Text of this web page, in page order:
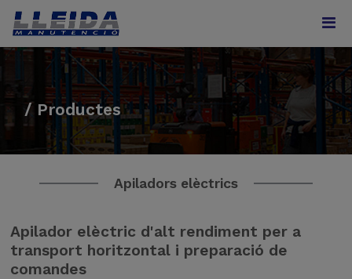
/ Productes
Apiladors elèctrics
Apilador elèctric d'alt rendiment per a
transport horitzontal i preparació de
comandes